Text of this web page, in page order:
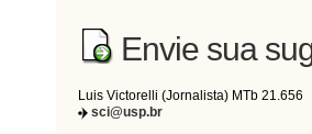
Envie sua
Luis Victorelli (Jornalista) MTb 21.656
sci@usp.br